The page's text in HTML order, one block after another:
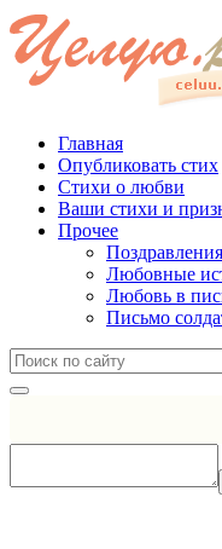
Главная
Опубликовать стих
Стихи о любви
Ваши стихи и
Прочее
Любовные
Любовь в
Письмо